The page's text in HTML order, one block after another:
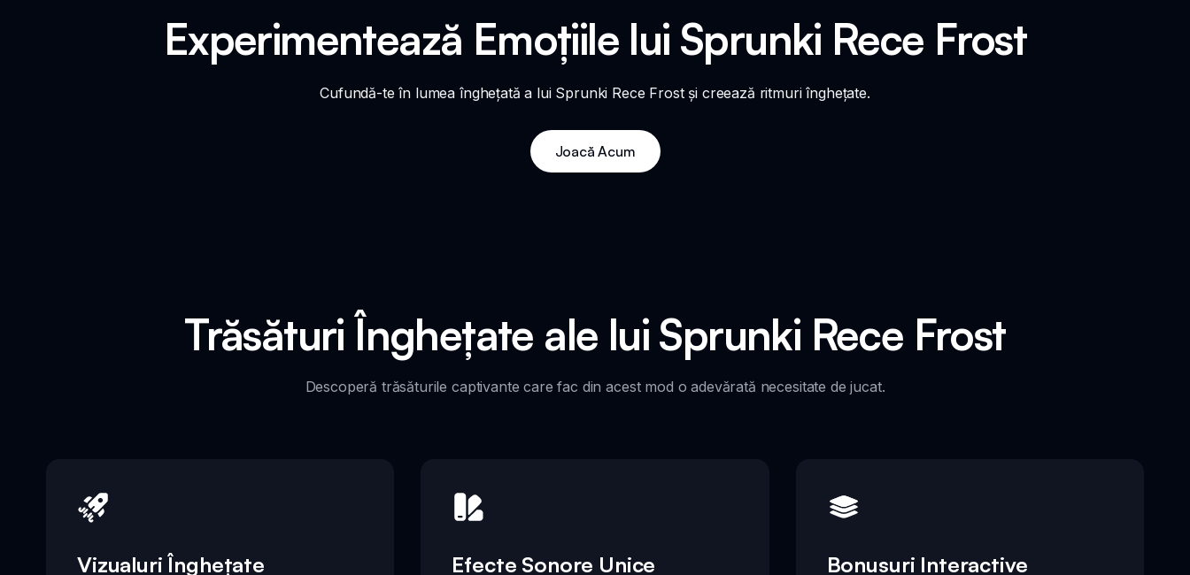
Experimentează Emoțiile lui Sprunki Rece Frost
Cufundă-te în lumea înghețată a lui Sprunki Rece Frost și creează ritmuri înghețate.
Joacă Acum
Trăsături Înghețate ale lui Sprunki Rece Frost
Descoperă trăsăturile captivante care fac din acest mod o adevărată necesitate de jucat.
Vizualuri Înghețate Efecte Sonore Unice Bonusuri Interactive